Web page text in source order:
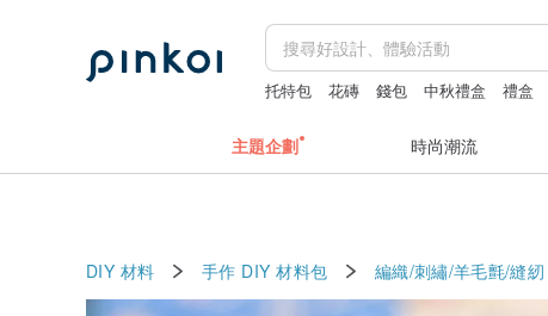
托特包 花磚 錢包 中秋禮盒 禮盒
主題企劃 時尚潮流
DIY 材料 手作 DIY 材料包 編織/刺繡/羊毛氈/縫紉